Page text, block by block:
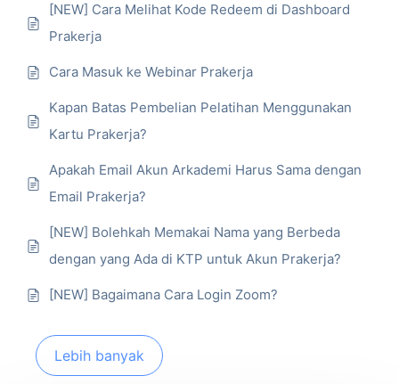
[NEW] Cara Melihat Kode Redeem di Dashboard
Prakerja
Cara Masuk ke Webinar Prakerja
Kapan Batas Pembelian Pelatihan Menggunakan
Kartu Prakerja?
Apakah Email Akun Arkademi Harus Sama dengan
Email Prakerja?
[NEW] Bolehkah Memakai Nama yang Berbeda
dengan yang Ada di KTP untuk Akun Prakerja?
[NEW] Bagaimana Cara Login Zoom?
Lebih banyak